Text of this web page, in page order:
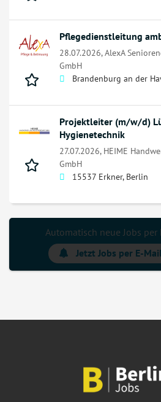
Pflegedienstleitung
28.07.2026,AlexA
GmbH
Brandenburg an der
Projektleiter (m/w/d)
Hygienetechnik
27.07.2026, HEIME
GmbH
15537 Erkner, Berlin
Automatisch neue Jobs
Jetzt Jobs per E-